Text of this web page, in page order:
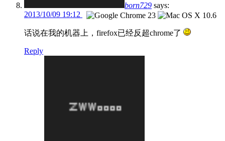
born729 says:
2013/10/09 19:12
话说在我的机器上，firefox已经反超chrome了
Reply